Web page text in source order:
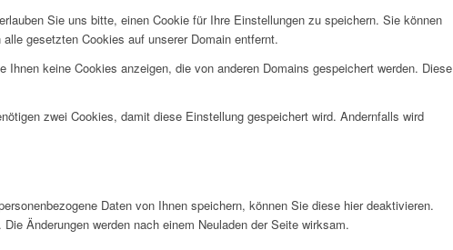
Sie uns bitte, einen Cookie für Ihre Einstellungen zu speichern. Sie können
gesetzten Cookies auf unserer Domain entfernt.
keine Cookies anzeigen, die von anderen Domains gespeichert werden. Diese
zwei Cookies, damit diese Einstellung gespeichert wird. Andernfalls wird
Daten von Ihnen speichern, können Sie diese hier deaktivieren.
Änderungen werden nach einem Neuladen der Seite wirksam.